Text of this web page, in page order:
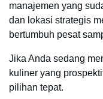
manajemen yang
dan lokasi strategis
bertumbuh pesat
Jika Anda sedang
kuliner yang
pilihan tepat.